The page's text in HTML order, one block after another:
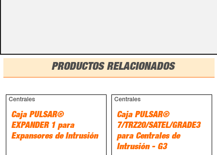
PRODUCTOS RELACIONADOS
Centrales
Caja PULSAR®
EXPANDER 1 para
Expansores de Intrusión
Centrales
Caja PULSAR®
7/TRZ20/SATEL/GRADE3
para Centrales de
Intrusión - G3